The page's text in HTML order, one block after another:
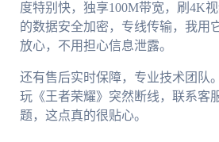
度特别快，独享100M带宽，刷4K
的数据安全加密，专线传输，我用
放心，不用担心信息泄露。
还有售后实时保障，专业技术团队
玩《王者荣耀》突然断线，联系客
题，这点真的很贴心。